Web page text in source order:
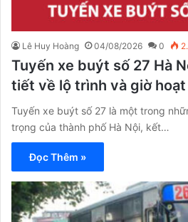
Lê Huy Hoàng 04/08/2026 0
Tuyến xe buýt số 27 Hà
tiết về lộ trình và giờ
Tuyến xe buýt số 27 là một trong
trọng của thành phố Hà Nội, kết…
Đọc Thêm »